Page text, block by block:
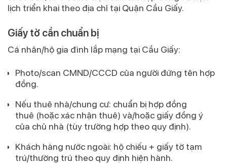
lịch triển khai theo địa chỉ tại Quận Cầu Giấy.
Giấy tờ cần chuẩn bị
Cá nhân/hộ gia đình lắp mạng tại Cầu Giấy:
Photo/scan CMND/CCCD của người đứng tên hợp
đồng.
Nếu thuê nhà/chung cư: chuẩn bị hợp đồng
thuê (hoặc xác nhận thuê) và/hoặc giấy đồng ý
của chủ nhà (tùy trường hợp theo quy định).
Khách hàng nước ngoài: hộ chiếu + giấy tờ tạm
trú/thường trú theo quy định hiện hành.